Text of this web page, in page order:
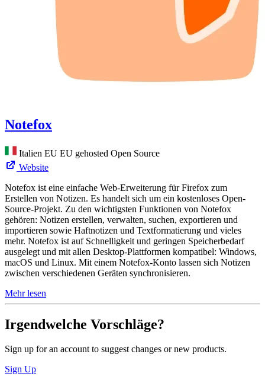
Notefox
Italien EU EU gehosted Open Source
Website
Notefox ist eine einfache Web-Erweiterung für Firefox zum
Erstellen von Notizen. Es handelt sich um ein kostenloses Open-
Source-Projekt. Zu den wichtigsten Funktionen von Notefox
gehören: Notizen erstellen, verwalten, suchen, exportieren und
importieren sowie Haftnotizen und Textformatierung und vieles
mehr. Notefox ist auf Schnelligkeit und geringen Speicherbedarf
ausgelegt und mit allen Desktop-Plattformen kompatibel: Windows,
macOS und Linux. Mit einem Notefox-Konto lassen sich Notizen
zwischen verschiedenen Geräten synchronisieren.
Mehr lesen
Irgendwelche Vorschläge?
Sign up for an account to suggest changes or new products.
Sign Up